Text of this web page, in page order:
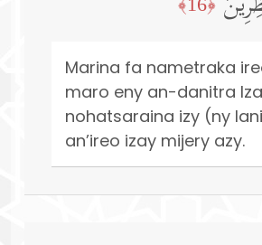
Marina fa nametraka
maro eny an-danitra
nohatsaraina izy (ny
an’ireo izay mijery azy.